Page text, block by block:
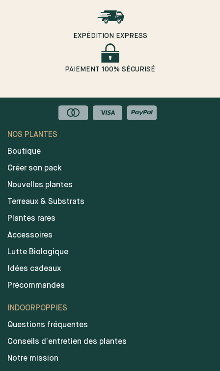
EXPÉDITION EXPRESS
PAIEMENT 100% SÉCURISÉ
NOS PLANTES
Boutique
Créer son pack
Nouvelles plantes
Terreaux & Substrats
Plantes rares
Accessoires
Lutte Biologique
Idées cadeaux
Précommandes
INDOORPOPPIES
Questions fréquentes
Conseils d’entretien des plantes
Notre mission